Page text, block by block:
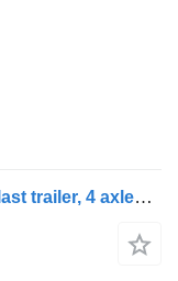
Nooteboom OVB-73-04, 73 tons Ballast trailer, 4 axles, 3 hydraulic steerin